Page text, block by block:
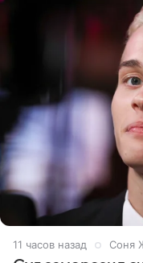
11 часов назад Соня